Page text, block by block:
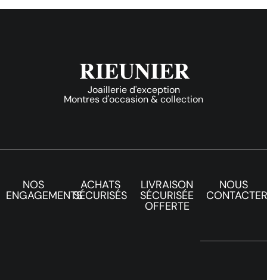
Joaillerie d'exception
Montres d'occasion & collection
NOS
ENGAGEMENTS
ACHATS
SÉCURISÉS
LIVRAISON
SÉCURISÉE
OFFERTE
NOUS
CONTACTER